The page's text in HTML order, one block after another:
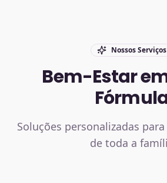
Nossos Serviços
Bem-Estar
Soluções personalizadas
de toda a